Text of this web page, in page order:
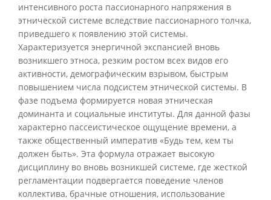
интенсивного роста пассионарного напряжения в
этнической системе вследствие пассионарного толчка,
приведшего к появлению этой системы.
Характеризуется энергичной экспансией вновь
возникшего этноса, резким ростом всех видов его
активности, демографическим взрывом, быстрым
повышением числа подсистем этнической системы. В
фазе подъема формируется новая этническая
доминанта и социальные институты. Для данной фазы
характерно пассеистическое ощущение времени, а
также общественный императив «Будь тем, кем ты
должен быть». Эта формула отражает высокую
дисциплину во вновь возникшей системе, где жесткой
регламентации подвергается поведение членов
коллектива, брачные отношения, использование